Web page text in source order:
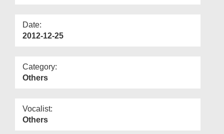
Date:
2012-12-25
Category:
Others
Vocalist:
Others